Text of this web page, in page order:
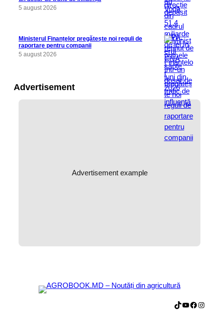
5 august 2026
Ministerul Finanțelor pregătește noi reguli de
raportare pentru companii
5 august 2026
Advertisement
Advertisement example
TikTok YouTube Facebook Instagram